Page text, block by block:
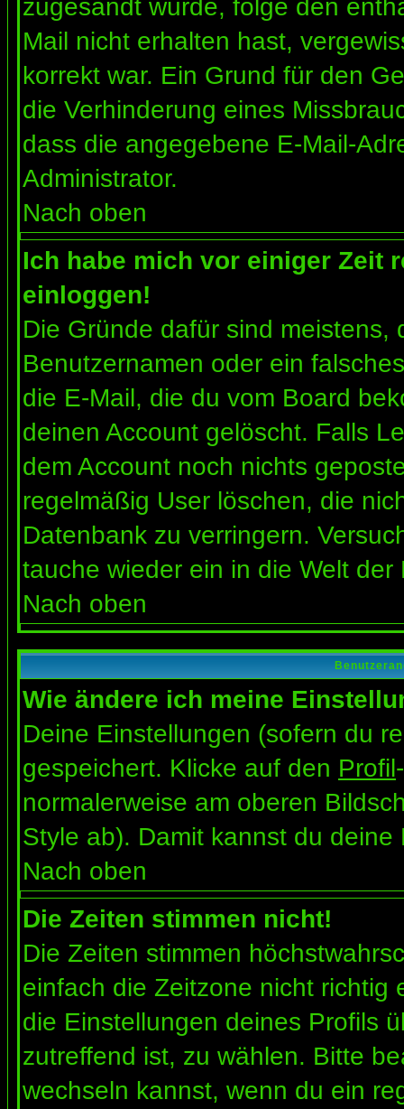
zugesandt wurde, folge den
Mail nicht erhalten hast,
korrekt war. Ein Grund für den
die Verhinderung eines
dass die angegebene E-Mail-
Administrator.
Nach oben
Ich habe mich vor einiger Zeit
einloggen!
Die Gründe dafür sind
Benutzernamen oder ein
die E-Mail, die du vom Board
deinen Account gelöscht. Falls
dem Account noch nichts
regelmäßig User löschen, die
Datenbank zu verringern.
tauche wieder ein in die Welt der
Nach oben
Wie ändere ich meine
Deine Einstellungen (sofern du
gespeichert. Klicke auf den Profil
normalerweise am oberen
Style ab). Damit kannst du
Nach oben
Die Zeiten stimmen nicht!
Die Zeiten stimmen
einfach die Zeitzone nicht richtig
die Einstellungen deines Profils
zutreffend ist, zu wählen. Bitte
wechseln kannst, wenn du ein